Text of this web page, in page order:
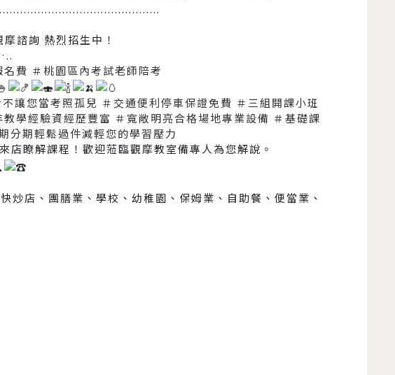
諮詢 熱烈招生中！
名費 ＃桃園區內考試老師陪考
讓您當考照孤兒 ＃交通便利停車保證免費 ＃三組開課小班
學經驗資經歷豐富 ＃寬敞明亮合格場地專業設備 ＃基礎課
分期輕鬆過件減輕您的學習壓力
瞭解課程！歡迎蒞臨觀摩教室備專人為您解說。
炒店、團膳業、學校、幼稚園、保姆業、自助餐、便當業、